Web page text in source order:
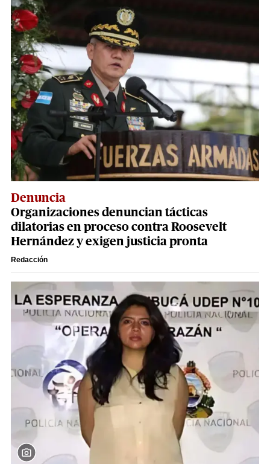
Denuncia
Organizaciones denuncian tácticas
dilatorias en proceso contra Roosevelt
Hernández y exigen justicia pronta
Redacción